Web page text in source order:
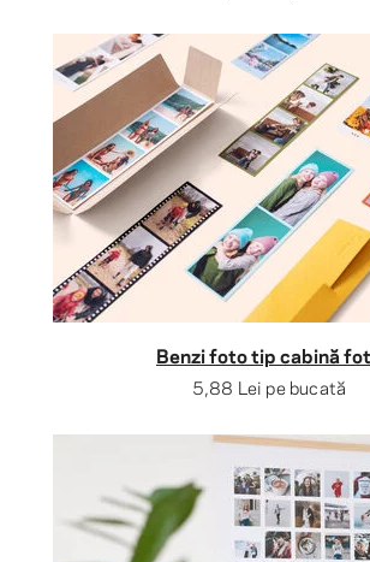
Benzi foto tip cabină
5,88 Lei pe bucată